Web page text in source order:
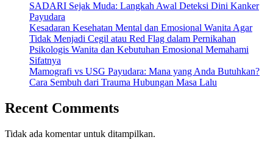
SADARI Sejak Muda: Langkah Awal Deteksi Dini Kanker
Payudara
Kesadaran Kesehatan Mental dan Emosional Wanita Agar
Tidak Menjadi Cegil atau Red Flag dalam Pernikahan
Psikologis Wanita dan Kebutuhan Emosional Memahami
Sifatnya
Mamografi vs USG Payudara: Mana yang Anda Butuhkan?
Cara Sembuh dari Trauma Hubungan Masa Lalu
Recent Comments
Tidak ada komentar untuk ditampilkan.